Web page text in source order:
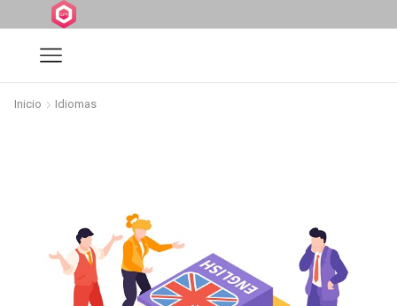
Inicio Idiomas